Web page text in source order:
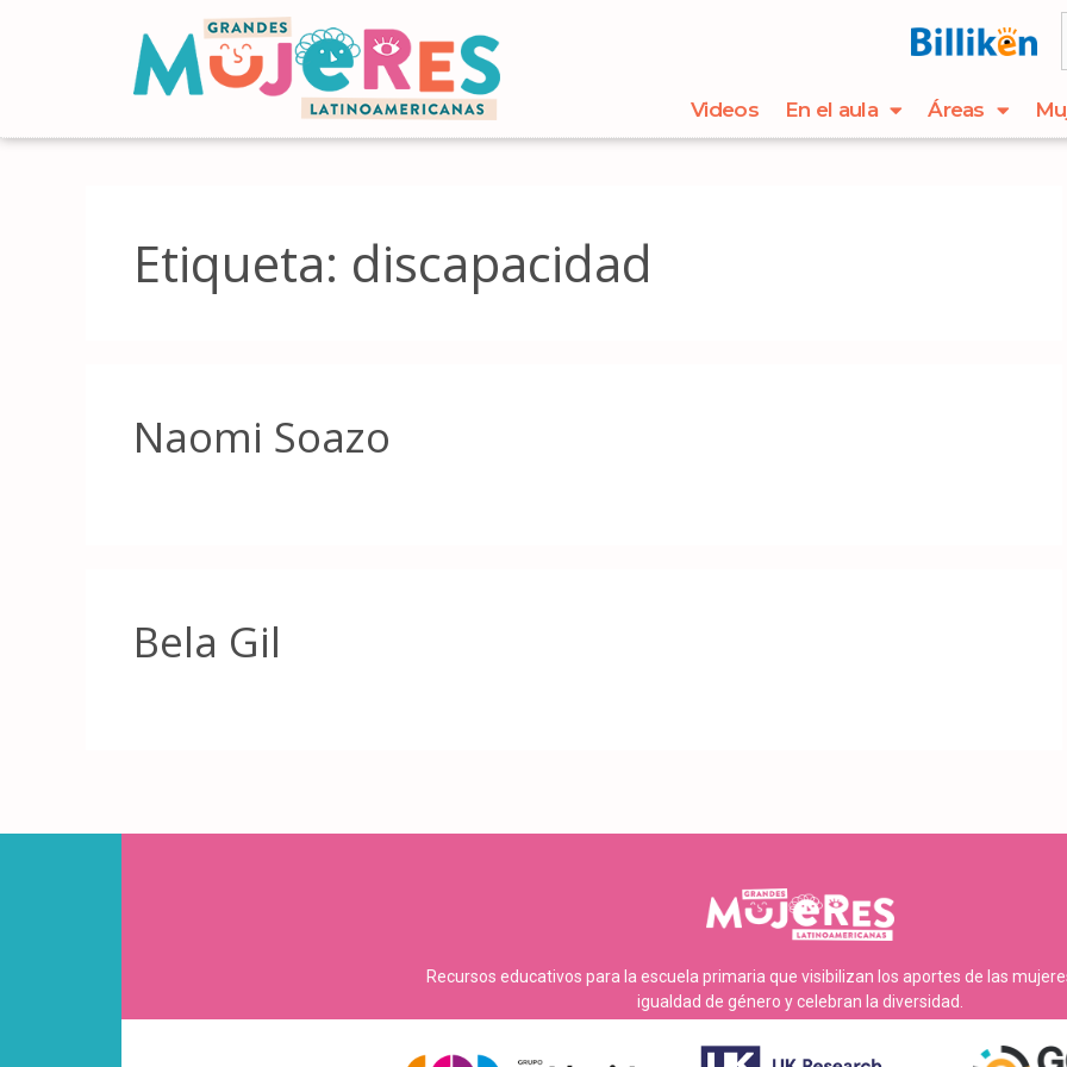
Videos En el aula Áreas
Etiqueta: discapacidad
Naomi Soazo
Bela Gil
Recursos educativos para la escuela primaria que visibilizan los aportes de las
igualdad de género y celebran la diversidad.